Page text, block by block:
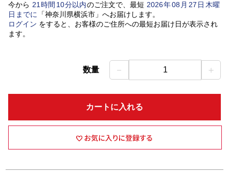
今から 21 時間 10分以内のご注文で、最短 2026年08 月 27 日木曜
日 までに 「神奈川県横浜市」 へお届けします。
ログイン をすると、お客様のご住所への最短お届け日が表示され
ます。
数量 － 1 ＋
カートに入れる